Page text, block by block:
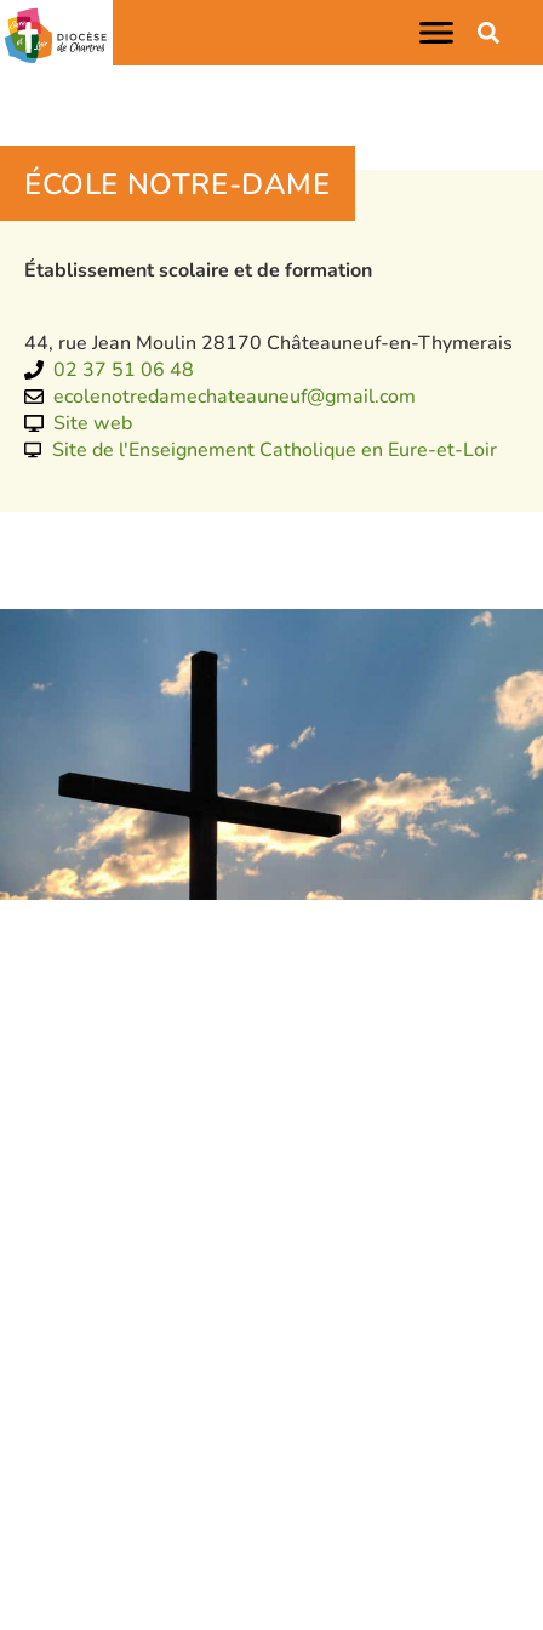
ÉCOLE NOTRE-DAME
Établissement scolaire et de formation
44, rue Jean Moulin 28170 Châteauneuf-en-Thymerais
02 37 51 06 48
ecolenotredamechateauneuf@gmail.com
Site web
Site de l'Enseignement Catholique en Eure-et-Loir